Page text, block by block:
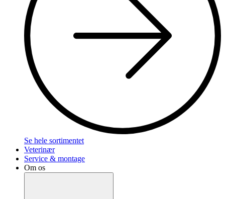
Se hele sortimentet
Veterinær
Service & montage
Om os